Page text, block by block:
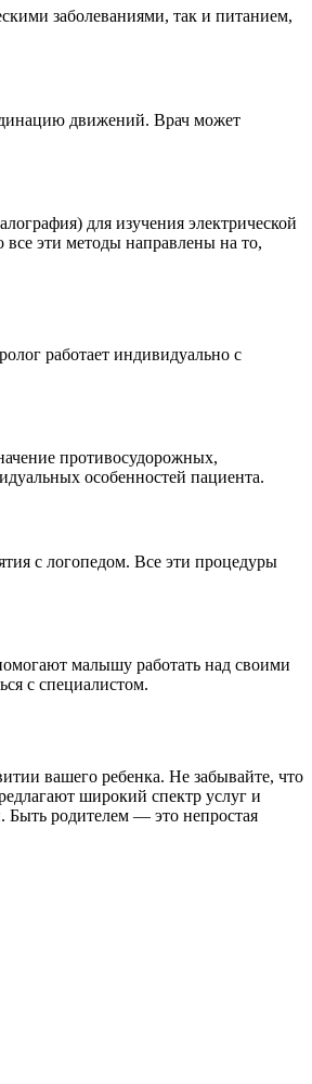
заболеваниями, так и питанием,
движений. Врач может
для изучения электрической
эти методы направлены на то,
работает индивидуально с
противосудорожных,
особенностей пациента.
с логопедом. Все эти процедуры
малышу работать над своими
с специалистом.
вашего ребенка. Не забывайте, что
широкий спектр услуг и
Быть родителем — это непростая